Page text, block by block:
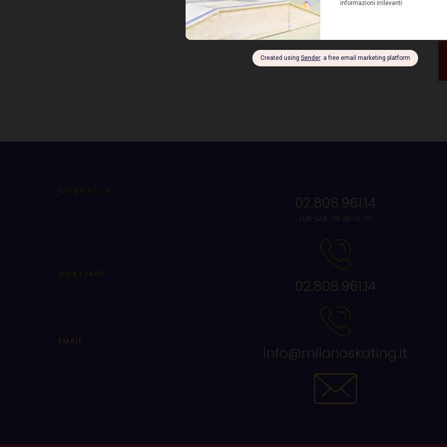
CHIAMACI AL
02.808.961.14
LUN-SAB 09:00-19:00
WHATSAPP
02.808.961.14
EMAIL
info@milanoskating.it